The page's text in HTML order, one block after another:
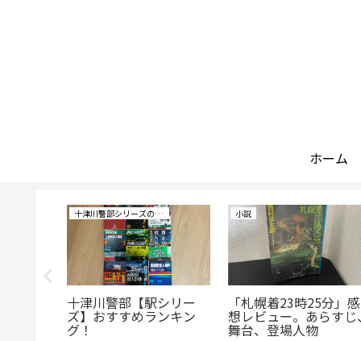
ホーム
十津川警部シリーズの研究
十津川警部【駅シリー
ズ】おすすめランキン
グ！
小説
「札幌着23時25分」感
想レビュー。あらすじ
舞台、登場人物